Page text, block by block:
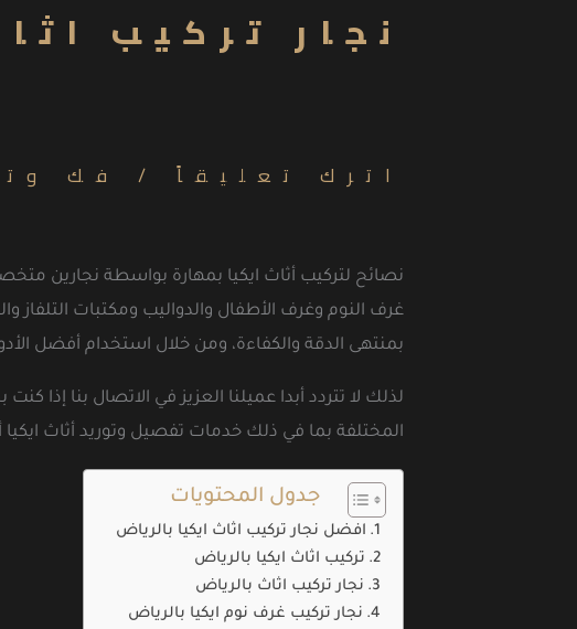
نجار تركيب
اترك تعليقاً / فك
نصائح لتركيب أثاث ايكيا بمهارة بواسطة نجارين
غرف النوم وغرف الأطفال والدواليب ومكتبات التلفاز
بمنتهى الدقة والكفاءة، ومن خلال استخدام أفضل
لذلك لا تتردد أبدا عميلنا العزيز في الاتصال بنا
المختلفة بما في ذلك خدمات تفصيل وتوريد أثاث
جدول المحتويات
افضل نجار تركيب اثاث ايكيا بالرياض
تركيب اثاث ايكيا بالرياض
نجار تركيب اثاث بالرياض
نجار تركيب غرف نوم ايكيا بالرياض